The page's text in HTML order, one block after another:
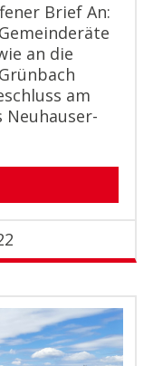
Brief An:
an die
am
Neuhauser-